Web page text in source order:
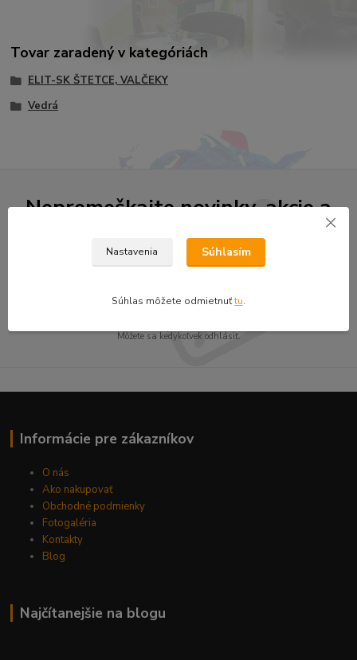
Tovar zaradený v kategóriách
ELIT-SK ŠTETCE, VALČEKY
Vedrá
Nepremeškajte novinky, akcie a
zľavy!
Môžete sa kedykoľvek odhlásiť.
Informácie pre zákazníkov
O nás
Ako nakupovať
Obchodné podmienky
Fotogaléria
Kontakty
Blog
Najčítanejšie na blogu
Nastavenia Súhlasím
Súhlas môžete odmietnuťtu.